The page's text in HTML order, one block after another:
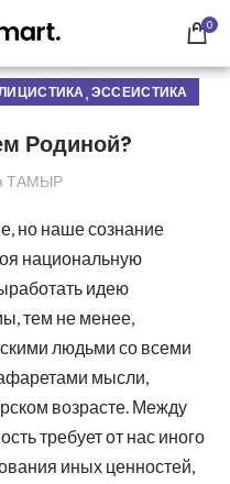
0
, ЭССЕИСТИКА
Родиной?
ТАМЫР
но наше сознание
национальную
идею
тем не менее,
людьми со всеми
мысли,
возрасте. Между
требует от нас иного
иных ценностей,